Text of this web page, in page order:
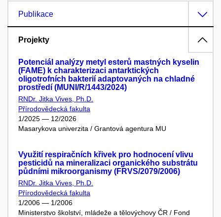
Publikace
Projekty
Potenciál analýzy metyl esterů mastných kyselin
(FAME) k charakterizaci antarktických
oligotrofních bakterií adaptovaných na chladné
prostředí (MUNI/R/1443/2024)
RNDr. Jitka Vives, Ph.D.
Přírodovědecká fakulta
1/2025 — 12/2026
Masarykova univerzita / Grantová agentura MU
Využití respiračních křivek pro hodnocení vlivu
pesticidů na mineralizaci organického substrátu
půdními mikroorganismy (FRVS/2079/2006)
RNDr. Jitka Vives, Ph.D.
Přírodovědecká fakulta
1/2006 — 1/2006
Ministerstvo školství, mládeže a tělovýchovy ČR / Fond